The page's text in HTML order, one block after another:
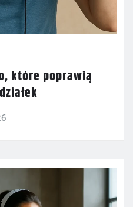
które poprawią